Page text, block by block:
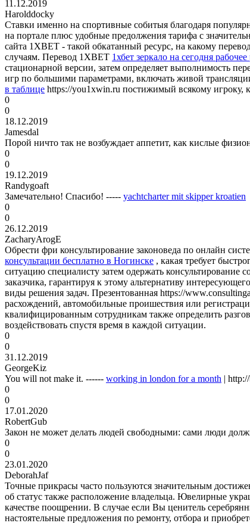
11.12.2019
Harolddocky
Ставки именно на спортивные собитыя благодаря
на портале плюс удобные предолжения тарифа с
сайта 1XBET - такой обкатанный ресурс, на какому
случаям. Перевод 1XBET 1хбет зеркало на сегодня
стационарной версии, затем определяет выполнимость
игр по большими параметрами, включать живой
в таблице https://you1xwin.ru постижимый всякому игроку,
0
0
18.12.2019
Jamesdal
Порой ничто так не возбуждает аппетит, как кислые
0
0
19.12.2019
Randygoaft
Замечательно! Спасибо! ----- yachtcharter mit skipper kroatien
0
0
26.12.2019
ZacharyArogE
Обрести фри консультирование законоведа по онлайн
консультации бесплатно в Ногинске , какая требует
ситуацию специалисту затем одержать
заказчика, гарантируя к этому альтернативу
виды решения задач. Презентованная https://
расхождений, автомобильные проишествия или
квалифицированным сотрудникам также определить
воздействовать спустя время в каждой ситуации.
0
0
31.12.2019
GeorgeKiz
You will not make it. ------ working in london for a month |
0
0
17.01.2020
RobertGub
Закон не может делать людей свободными: сами люди
0
0
23.01.2020
DeborahJaf
Точные прикрасы часто пользуются значительным
об статус также расположение владельца. Ювелирные
качестве поощрении. В случае если Вы ценитель
настоятельные предложения по ремонту, отбора и